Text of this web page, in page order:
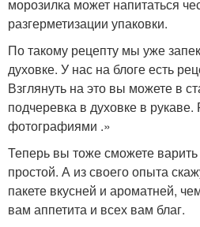
морозилка может напитаться
разгерметизации упаковки.
По такому рецепту мы уже
духовке. У нас на блоге есть
Взглянуть на это вы можете в
подчеревка в духовке в
фотографиями .»
Теперь вы тоже сможете
простой. А из своего опыта
пакете вкусней и ароматней,
вам аппетита и всех вам благ.